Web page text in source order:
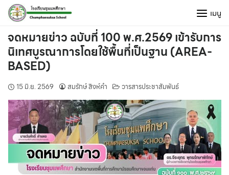
Skip
content
เมนู
จดหมายข่าว ฉบับที่ 100 พ.ศ.2569 เข้ารับการ
นิเทศบูรณาการโดยใช้พื้นที่เป็นฐาน (AREA-
BASED)
15 มิ.ย. 2569 สมรักษ์ สิงห์คำ วารสารประชาสัมพันธ์